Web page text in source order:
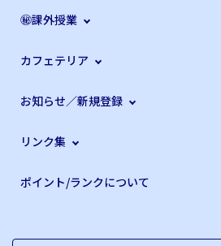
㊙課外授業
カフェテリア
お知らせ／新規登録
リンク集
ポイント/ランクについて